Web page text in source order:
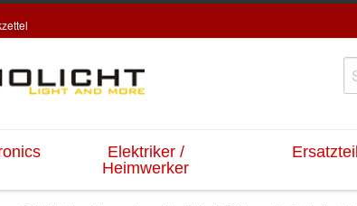
Elektriker /
Heimwerker